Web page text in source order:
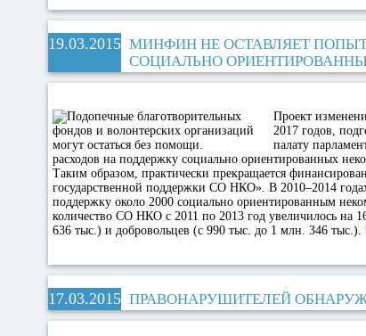
19.03.2015 МИНФИН НЕ ОСТАВЛЯЕТ
СОЦИАЛЬНО
Проект
2017 годов,
палату
расходов на поддержку социально ориентированных
Таким образом, практически прекращается
государственной поддержки СО НКО». В 2010–2014
поддержку около 2000 социально ориентированным
количество СО НКО с 2011 по 2013 год увеличилось на
636 тыс.) и добровольцев (с 990 тыс. до 1 млн. 346 тыс.).
17.03.2015 ПРАВОНАРУШИТЕЛЕЙ